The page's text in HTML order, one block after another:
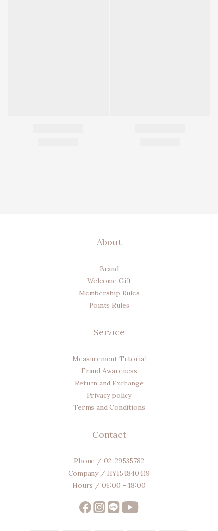
About
Brand
Welcome Gift
Membership Rules
Points Rules
Service
Measurement Tutorial
Fraud Awareness
Return and Exchange
Privacy policy
Terms and Conditions
Contact
Phone / 02-29535782
Company / JIYI54840419
Hours / 09:00 - 18:00